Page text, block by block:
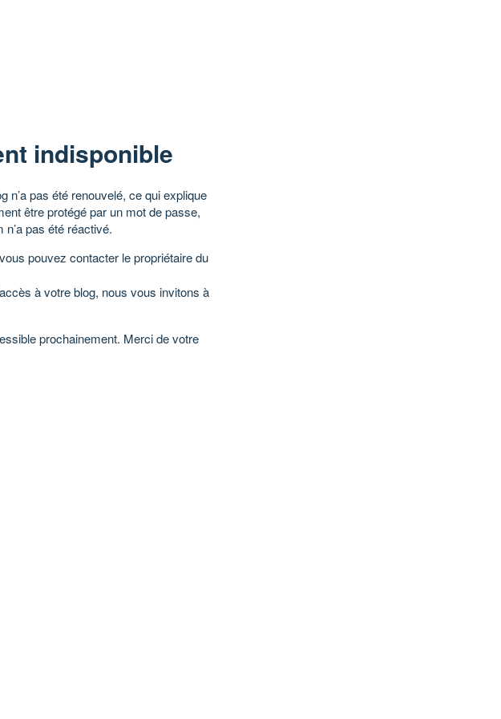
indisponible
n’a pas été renouvelé, ce qui explique
être protégé par un mot de passe,
pas été réactivé.
pouvez contacter le propriétaire du
à votre blog, nous vous invitons à
prochainement. Merci de votre